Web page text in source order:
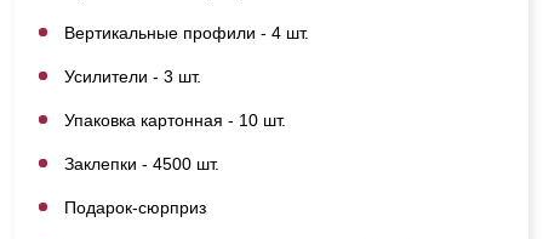
Вертикальные профили - 4 шт.
Усилители - 3 шт.
Упаковка картонная - 10 шт.
Заклепки - 4500 шт.
Подарок-сюрприз